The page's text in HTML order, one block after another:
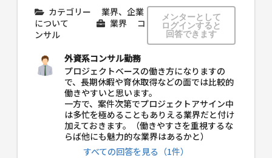
カテゴリー
業界、企業
について
業界
コ
ンサル
メンターとして
ログインすると
回答できます
外資系コンサル勤務
プロジェクトベースの働き方になりますの
で、長期休暇や育休取得などの面では比較的
働きやすいと思います。
一方で、案件次第でプロジェクトアサイン中
は多忙を極めることもありえる業界だと付け
加えておきます。（働きやすさを重視するな
らば他にも魅力的な業界はあるかと）
すべての回答を見る（1件）